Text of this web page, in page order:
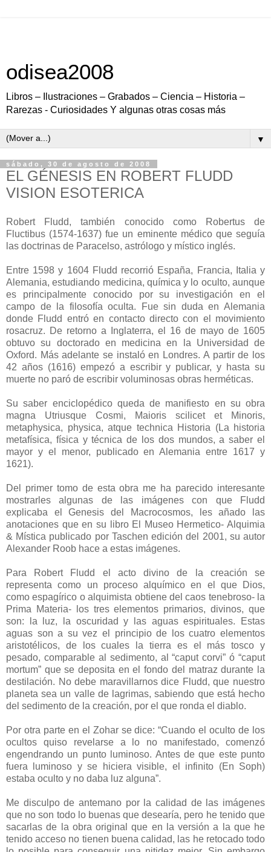
odisea2008
Libros – Ilustraciones – Grabados – Ciencia – Historia –
Rarezas - Curiosidades Y algunas otras cosas más
▼
sábado, 30 de agosto de 2008
EL GÉNESIS EN ROBERT FLUDD
VISION ESOTERICA
Robert Fludd, también conocido como Robertus de
Fluctibus (1574-1637) fue un eminente médico que seguía
las doctrinas de Paracelso, astrólogo y místico inglés.
Entre 1598 y 1604 Fludd recorrió España, Francia, Italia y
Alemania, estudiando medicina, química y lo oculto, aunque
es principalmente conocido por su investigación en el
campo de la filosofía oculta. Fue sin duda en Alemania
donde Fludd entró en contacto directo con el movimiento
rosacruz. De retorno a Inglaterra, el 16 de mayo de 1605
obtuvo su doctorado en medicina en la Universidad de
Oxford. Más adelante se instaló en Londres. A partir de los
42 años (1616) empezó a escribir y publicar, y hasta su
muerte no paró de escribir voluminosas obras herméticas.
Su saber enciclopédico queda de manifiesto en su obra
magna Utriusque Cosmi, Maioris scilicet et Minoris,
metaphysica, physica, atque technica Historia (La historia
metafísica, física y técnica de los dos mundos, a saber el
mayor y el menor, publicado en Alemania entre 1617 y
1621).
Del primer tomo de esta obra me ha parecido interesante
mostrarles algunas de las imágenes con que Fludd
explicaba el Genesis del Macrocosmos, les añado las
anotaciones que en su libro El Museo Hermetico- Alquimia
& Mística publicado por Taschen edición del 2001, su autor
Alexander Roob hace a estas imágenes.
Para Robert Fludd el acto divino de la creación se
representa como un proceso alquímico en el que Dios,
como espagírico o alquimista obtiene del caos tenebroso- la
Prima Materia- los tres elementos primarios, divinos, que
son: la luz, la oscuridad y las aguas espirituales. Estas
aguas son a su vez el principio de los cuatro elementos
aristotélicos, de los cuales la tierra es el más tosco y
pesado, comparable al sedimento, al “caput corvi” ó “caput
mortum” que se deposita en el fondo del matraz durante la
destilación. No debe maravillarnos dice Fludd, que nuestro
planeta sea un valle de lagrimas, sabiendo que está hecho
del sedimento de la creación, por el que ronda el diablo.
Por otra parte en el Zohar se dice: “Cuando el oculto de los
ocultos quiso revelarse a lo no manifestado, comenzó
engendrando un punto luminoso. Antes de que este punto
fuera luminoso y se hiciera visible, el infinito (En Soph)
estaba oculto y no daba luz alguna”.
Me disculpo de antemano por la calidad de las imágenes
que no son todo lo buenas que desearía, pero he tenido que
sacarlas de la obra original que en la versión a la que he
tenido acceso no tienen buena calidad, las he retocado todo